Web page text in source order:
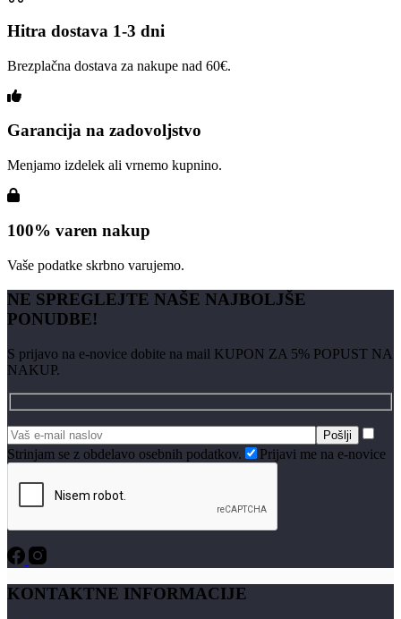
Hitra dostava 1-3 dni
Brezplačna dostava za nakupe nad 60€.
Garancija na zadovoljstvo
Menjamo izdelek ali vrnemo kupnino.
100% varen nakup
Vaše podatke skrbno varujemo.
NE SPREGLEJTE NAŠE NAJBOLJŠE
PONUDBE!
S prijavo na e-novice dobite na mail KUPON ZA 5% POPUST NA
NAKUP.
Strinjam se z obdelavo osebnih podatkov. Prijavi me na e-novice
KONTAKTNE INFORMACIJE